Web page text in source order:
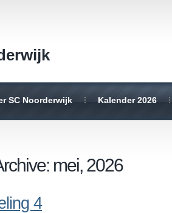
SC Noorderwijk
Kalender 2026
mei, 2026
4